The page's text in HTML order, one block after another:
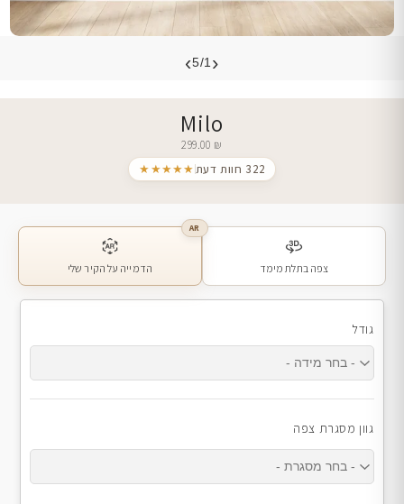
‹
5/1
›
Milo
299.00 ₪
★★★★★
322 חוות דעת
צפה בתלת מימד
AR
הדמייה על הקיר שלי
גודל
גוון מסגרת צפה